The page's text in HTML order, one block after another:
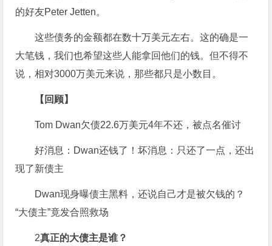
的好友Peter Jetten。
这些债务的金额都在数十万美元左右。这的确是一
大笔钱，我们也希望这些人能拿回他们的钱。但不得不
说，相对3000万美元来说，那些都只是小数目。
【回顾】
Tom Dwan欠债22.6万美元4年不还，被点名催讨
好消息：Dwan还钱了！坏消息：只还了一点，还出
现了新债主
Dwan现身曝债主黑料，还说自己才是被欠钱的？
“大债主”竟发合照救场
2真正的大债主是谁？